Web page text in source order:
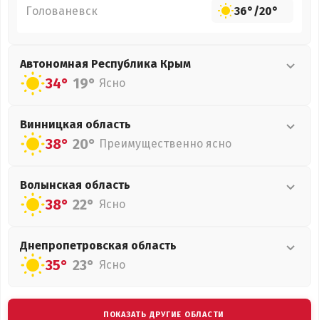
Голованевск 36°/20°
Автономная Республика Крым
34° 19° Ясно
Винницкая область
38° 20° Преимущественно ясно
Волынская область
38° 22° Ясно
Днепропетровская область
35° 23° Ясно
ПОКАЗАТЬ ДРУГИЕ ОБЛАСТИ